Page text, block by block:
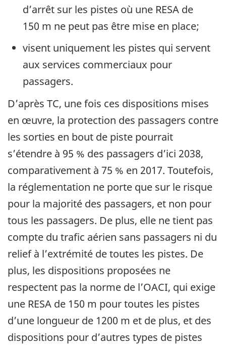
d’arrêt sur les pistes où une RESA de
150 m ne peut pas être mise en place;
visent uniquement les pistes qui servent
aux services commerciaux pour
passagers.
D’après TC, une fois ces dispositions mises
en œuvre, la protection des passagers contre
les sorties en bout de piste pourrait
s’étendre à 95 % des passagers d’ici 2038,
comparativement à 75 % en 2017. Toutefois,
la réglementation ne porte que sur le risque
pour la majorité des passagers, et non pour
tous les passagers. De plus, elle ne tient pas
compte du trafic aérien sans passagers ni du
relief à l’extrémité de toutes les pistes. De
plus, les dispositions proposées ne
respectent pas la norme de l’OACI, qui exige
une RESA de 150 m pour toutes les pistes
d’une longueur de 1200 m et de plus, et des
dispositions pour d’autres types de pistes